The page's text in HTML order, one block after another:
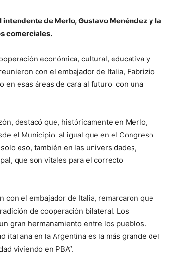
de Merlo, Gustavo Menéndez y la
comerciales.
económica, cultural, educativa y
con el embajador de Italia, Fabrizio
en esas áreas de cara al futuro, con una
destacó que, históricamente en Merlo,
el Municipio, al igual que en el Congreso
eso, también en las universidades,
que son vitales para el correcto
con el embajador de Italia, remarcaron que
de cooperación bilateral. Los
gran hermanamiento entre los pueblos.
italiana en la Argentina es la más grande del
viviendo en PBA”.